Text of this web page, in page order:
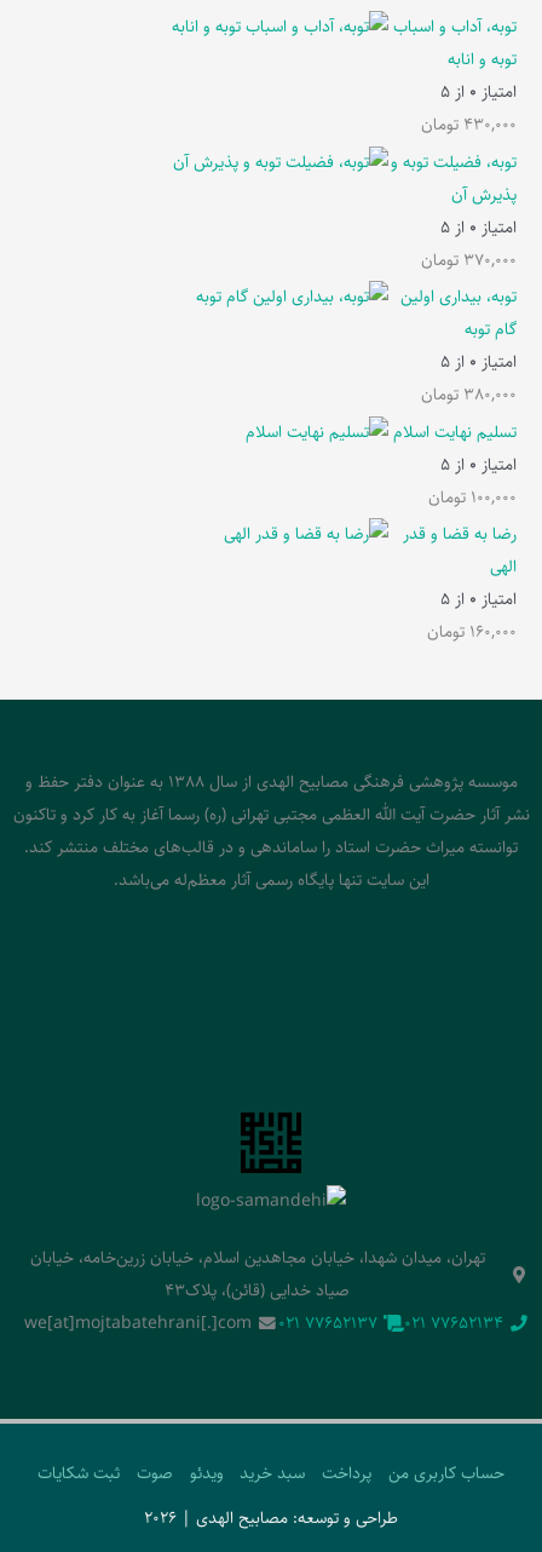
توبه، آداب و اسباب
توبه و انابه
امتیاز 0 از 5
430,000 تومان
توبه، فضیلت توبه و
پذیرش آن
امتیاز 0 از 5
370,000 تومان
توبه، بیداری اولین
گام توبه
امتیاز 0 از 5
380,000 تومان
تسلیم نهایت اسلام
امتیاز 0 از 5
100,000 تومان
رضا به قضا و قدر
الهی
امتیاز 0 از 5
160,000 تومان
موسسه پژوهشی فرهنگی مصابیح الهدی از سال 1388 به عنوان دفتر حفظ و
نشر آثار حضرت آیت الله العظمی مجتبی تهرانی (ره) رسما آغاز به کار کرد و تاکنون
توانسته میراث حضرت استاد را ساماندهی و در قالب‌های مختلف منتشر کند.
این سایت تنها پایگاه رسمی آثار معظم‌له می‌باشد.
تهران، میدان شهدا، خیابان مجاهدین اسلام، خیابان زرین‌خامه، خیابان
صیاد خدایی (قائن)، پلاک43
‭021 77652134‬
‭021 77652137‬
we[at]mojtabatehrani[.]com
حساب کاربری من پرداخت سبد خرید ویدئو صوت
ثبت شکایات
طراحی و توسعه: مصابیح الهدی | 2026